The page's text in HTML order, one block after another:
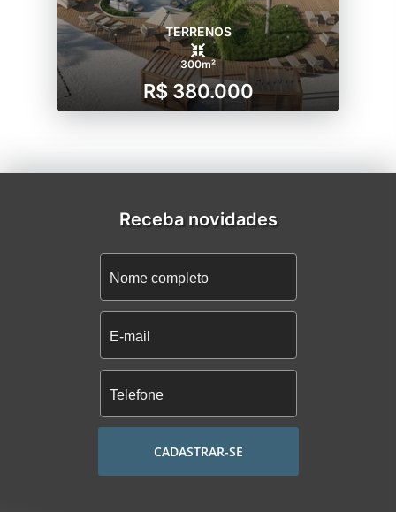
TERRENOS
300m²
R$ 380.000
Receba novidades
CADASTRAR-SE